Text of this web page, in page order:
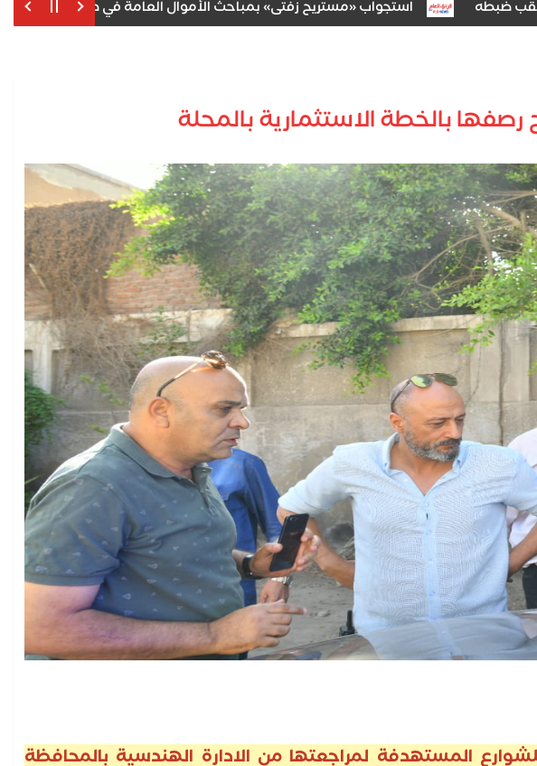
استجواب «مستريح زفتى» بمباحث الأموال العامة في طنطا بعد ضبطه
بالخطة الاستثمارية بالمحلة
المستهدفة لمراجعتها من الادارة الهندسية بالمحافظة